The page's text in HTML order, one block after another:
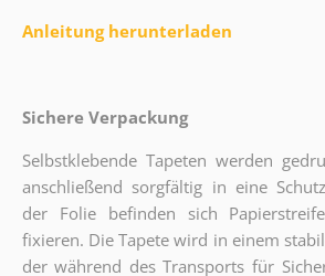
Anleitung herunterladen
Sichere Verpackung
Selbstklebende Tapeten werden
anschließend sorgfältig in eine
der Folie befinden sich
fixieren. Die Tapete wird in einem
der während des Transports für